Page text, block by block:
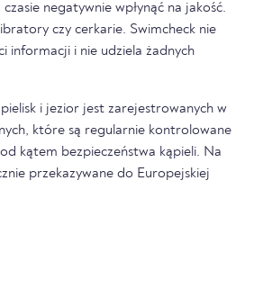
negatywnie wpłynąć na jakość.
czy cerkarie. Swimcheck nie
informacji i nie udziela żadnych
i jezior jest zarejestrowanych w
które są regularnie kontrolowane
kątem bezpieczeństwa kąpieli. Na
przekazywane do Europejskiej